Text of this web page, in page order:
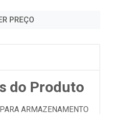
PREÇO
do Produto
ARMAZENAMENTO